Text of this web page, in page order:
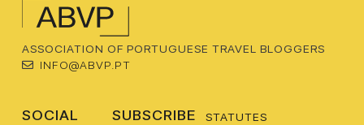
ASSOCIATION OF PORTUGUESE TRAVEL BLOGGERS
INFO@ABVP.PT
SOCIAL
SUBSCRIBE
STATUTES